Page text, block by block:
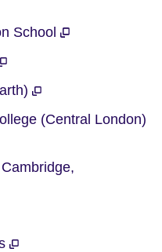
School
(Central London)